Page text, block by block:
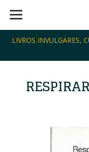
LIVROS INVULGARES,